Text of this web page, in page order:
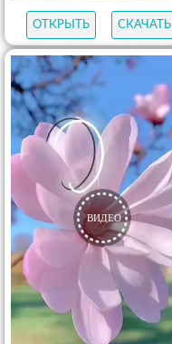
ОТКРЫТЬ СКАЧАТЬ